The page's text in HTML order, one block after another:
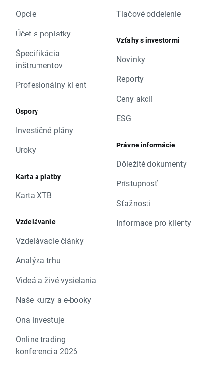
Opcie
Účet a poplatky
Špecifikácia
inštrumentov
Profesionálny klient
Úspory
Investičné plány
Úroky
Karta a platby
Karta XTB
Vzdelávanie
Vzdelávacie články
Analýza trhu
Videá a živé vysielania
Naše kurzy a e-booky
Ona investuje
Online trading
konferencia 2026
Tlačové oddelenie
Vzťahy s investormi
Novinky
Reporty
Ceny akcií
ESG
Právne informácie
Dôležité dokumenty
Prístupnosť
Sťažnosti
Informace pro klienty